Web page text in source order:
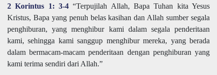
2 Korintus 1: 3-4 “Terpujilah Allah, Bapa Tuhan kita Yesus
Kristus, Bapa yang penuh belas kasihan dan Allah sumber segala
penghiburan, yang menghibur kami dalam segala penderitaan
kami, sehingga kami sanggup menghibur mereka, yang berada
dalam bermacam-macam penderitaan dengan penghiburan yang
kami terima sendiri dari Allah.”